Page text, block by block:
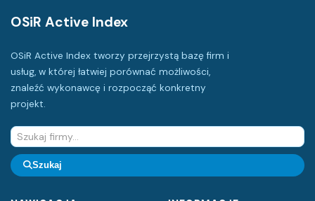
OSiR Active Index
OSiR Active Index tworzy przejrzystą bazę firm i
usług, w której łatwiej porównać możliwości,
znaleźć wykonawcę i rozpocząć konkretny
projekt.
Szukaj